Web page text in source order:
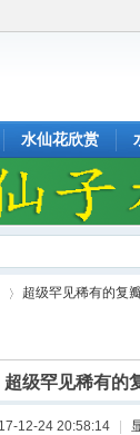
水仙花欣赏
超级罕见稀有的复
超级罕见稀有的
12-24 20:58:14